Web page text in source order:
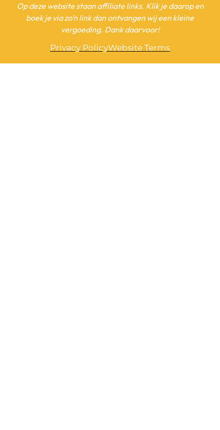
Op deze website staan affiliate links. Klik je daarop en
boek je via zo’n link dan ontvangen wij een kleine
vergoeding. Dank daarvoor!
Privacy PolicyWebsite Terms